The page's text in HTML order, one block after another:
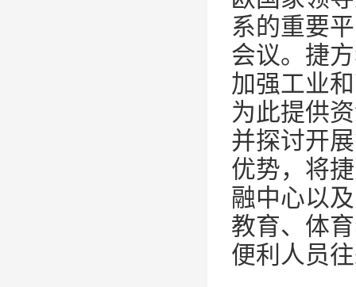
系的重要
会议。捷
加强工业
为此提供
并探讨开
优势，将
融中心以
教育、体
便利人员